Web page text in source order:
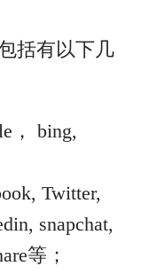
括有以下几
， bing,
Twitter,
snapchat,
等；